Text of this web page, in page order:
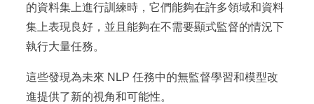
的資料集上進行訓練時，它們能夠在許多領域和資料
集上表現良好，並且能夠在不需要顯式監督的情況下
執行大量任務。
這些發現為未來 NLP 任務中的無監督學習和模型改
進提供了新的視角和可能性。